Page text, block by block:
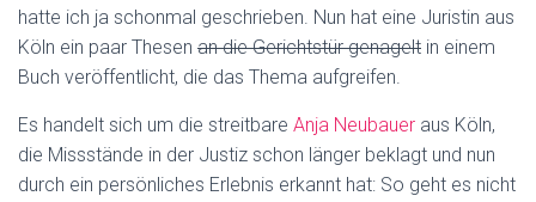
hatte ich ja schonmal geschrieben. Nun hat eine Juristin aus
Köln ein paar Thesen an die Gerichtstür genagelt in einem
Buch veröffentlicht, die das Thema aufgreifen.
Es handelt sich um die streitbare Anja Neubauer aus Köln,
die Missstände in der Justiz schon länger beklagt und nun
durch ein persönliches Erlebnis erkannt hat: So geht es nicht